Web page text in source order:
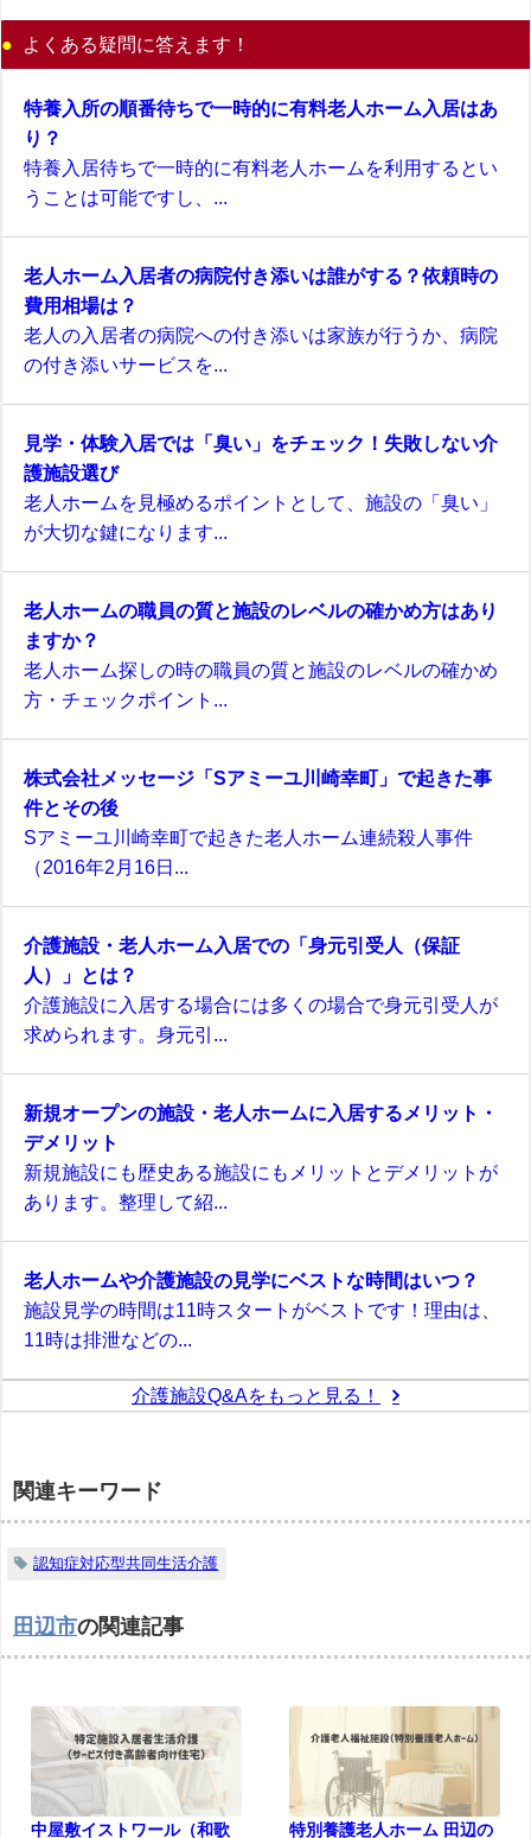
よくある疑問に答えます！
特養入所の順番待ちで一時的に有料老人ホーム入居はあ
り？
特養入居待ちで一時的に有料老人ホームを利用するとい
うことは可能ですし、...
老人ホーム入居者の病院付き添いは誰がする？依頼時の
費用相場は？
老人の入居者の病院への付き添いは家族が行うか、病院
の付き添いサービスを...
見学・体験入居では「臭い」をチェック！失敗しない介
護施設選び
老人ホームを見極めるポイントとして、施設の「臭い」
が大切な鍵になります...
老人ホームの職員の質と施設のレベルの確かめ方はあり
ますか？
老人ホーム探しの時の職員の質と施設のレベルの確かめ
方・チェックポイント...
株式会社メッセージ「Sアミーユ川崎幸町」で起きた事
件とその後
Sアミーユ川崎幸町で起きた老人ホーム連続殺人事件
（2016年2月16日...
介護施設・老人ホーム入居での「身元引受人（保証
人）」とは？
介護施設に入居する場合には多くの場合で身元引受人が
求められます。身元引...
新規オープンの施設・老人ホームに入居するメリット・
デメリット
新規施設にも歴史ある施設にもメリットとデメリットが
あります。整理して紹...
老人ホームや介護施設の見学にベストな時間はいつ？
施設見学の時間は11時スタートがベストです！理由は、
11時は排泄などの...
介護施設Q&Aをもっと見る！
関連キーワード
認知症対応型共同生活介護
田辺市の関連記事
中屋敷イストワール（和歌 特別養護老人ホーム 田辺の